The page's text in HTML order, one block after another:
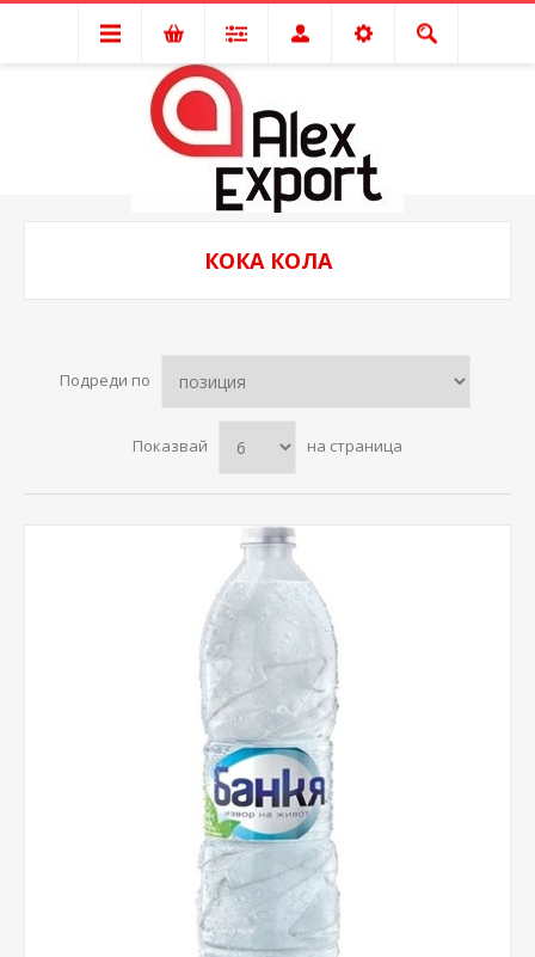
КОКА КОЛА
Подреди по
Показвай на страница